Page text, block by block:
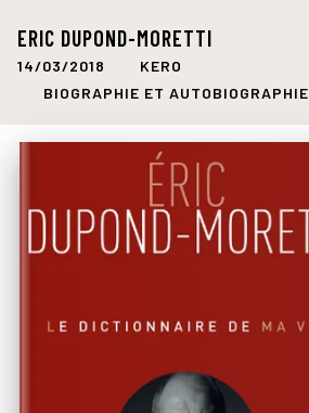
ERIC DUPOND-MORETTI
14/03/2018
KERO
BIOGRAPHIE ET AUTOBIOGRAPHIE